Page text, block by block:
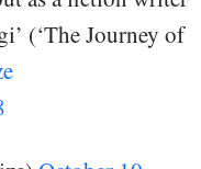
(‘The Journey of